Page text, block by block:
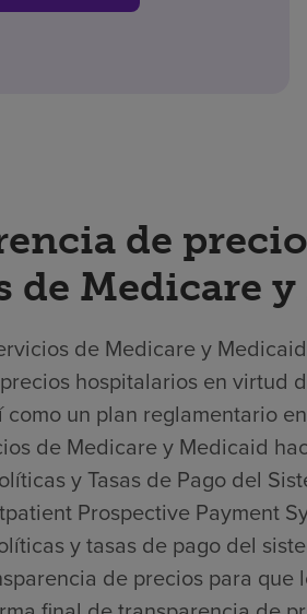
de
de Medicare
de Medicare y
hospitalarios en virtud
un plan reglamentario
de Medicare y Medicaid
y Tasas de Pago del
Prospective Payment
y tasas de pago del
de precios para